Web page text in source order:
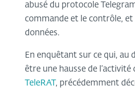
abusé du protocole
commande et le contrôle,
données.
En enquêtant sur ce qui, au
être une hausse de l’activité
TeleRAT, précédemment